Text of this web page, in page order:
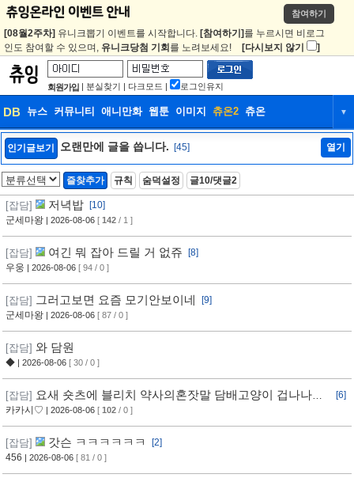
참여하기
[08월2주차] 유니크뽑기 이벤트를 시작합니다. [참여하기] 를 누르시면 비로그
인도 참여할 수 있으며, 유니크당첨 기회 를 노려보세요! [다시보지 않기 ]
회원가입 | 분실찾기 | 다크모드 | 로그인유지
DB 뉴스 커뮤니티 애니만화 웹툰 이미지 츄온2 츄온 ▼
DB 뉴스 애니만화
웹툰 이미지 츄온2
인기글보기 오랜만에 글을 씁니다. [45] 열기
즐찾추가 규칙 숨덕설정 글10/댓글2
[잡담] 저녁밥
[10]
군세마왕 | 2026-08-06 [ 142 / 1 ]
[잡담] 여긴 뭐 잡아 드릴 거 없쥬
[8]
우웅 | 2026-08-06 [ 94 / 0 ]
[잡담] 그러고보면 요즘 모기안보이네
[9]
군세마왕 | 2026-08-06 [ 87 / 0 ]
[잡담] 와 담원
◆ | 2026-08-06 [ 30 / 0 ]
[잡담] 요새 숏츠에 블리치 약사의혼잣말 담배고양이 겁나나오
는데
[6]
카카시♡ | 2026-08-06 [ 102 / 0 ]
[잡담] 갓슨 ㅋㅋㅋㅋㅋㅋ
[2]
456 | 2026-08-06 [ 81 / 0 ]